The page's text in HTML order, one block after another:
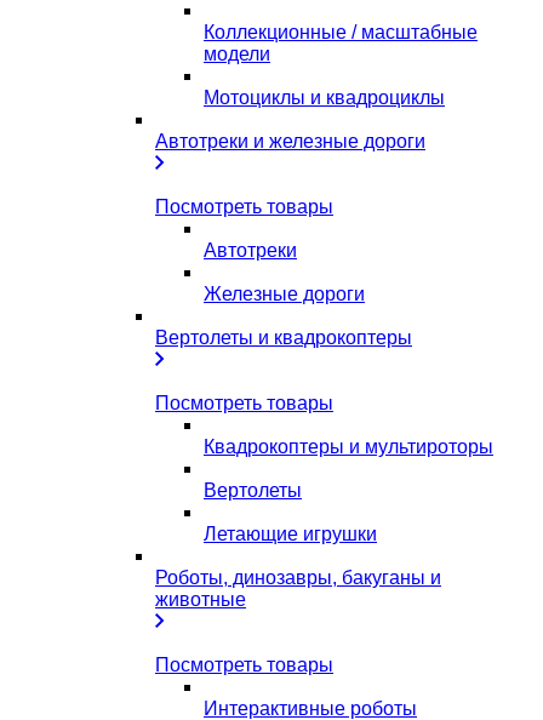
Коллекционные / масштабные
модели
Мотоциклы и квадроциклы
Автотреки и железные дороги
Посмотреть товары
Автотреки
Железные дороги
Вертолеты и квадрокоптеры
Посмотреть товары
Квадрокоптеры и мультироторы
Вертолеты
Летающие игрушки
Роботы, динозавры, бакуганы и
животные
Посмотреть товары
Интерактивные роботы